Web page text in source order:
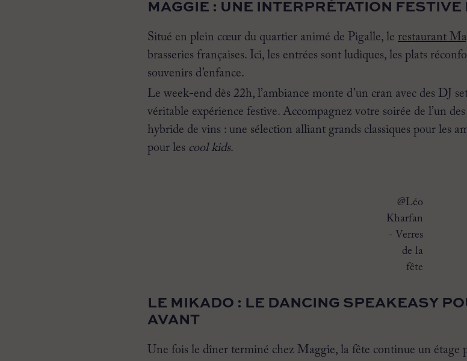
MAGGIE : UNE INTERPRÉTATION FESTIVE
Situé en plein cœur du quartier animé de Pigalle, le restaurant
brasseries françaises. Ici, les entrées sont ludiques, les plats
souvenirs d’enfance.
Le week-end dès 22h, l’ambiance monte d’un cran avec des DJ
véritable expérience festive. Accompagnez votre soirée de l’un
hybride de vins : une sélection alliant grands classiques pour les
pour les cool kids.
@Léo
Kharfan
- Verres
de la
fête
LE MIKADO : LE DANCING SPEAKEASY
AVANT
Une fois le dîner terminé chez Maggie, la fête continue un étage